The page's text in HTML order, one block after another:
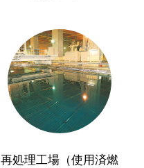
再処理工場（使用済燃